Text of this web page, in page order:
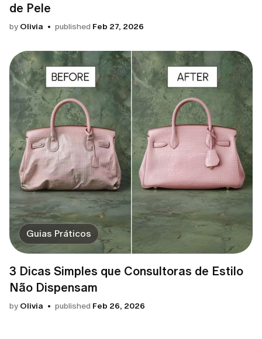
de Pele
by Olivia published Feb 27, 2026
Guias Práticos
3 Dicas Simples que Consultoras de Estilo
Não Dispensam
by Olivia published Feb 26, 2026